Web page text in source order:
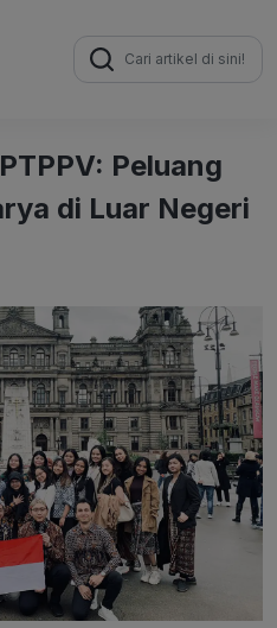
Search
for:
Peluang
di Luar Negeri